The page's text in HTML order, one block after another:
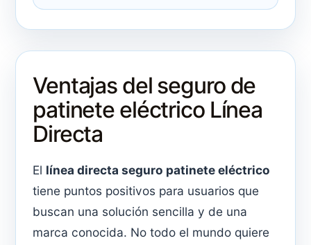
Ventajas del seguro de
patinete eléctrico Línea
Directa
El línea directa seguro patinete eléctrico
tiene puntos positivos para usuarios que
buscan una solución sencilla y de una
marca conocida. No todo el mundo quiere